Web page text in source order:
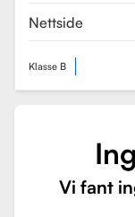
Nettside
Klasse B
Vi fant